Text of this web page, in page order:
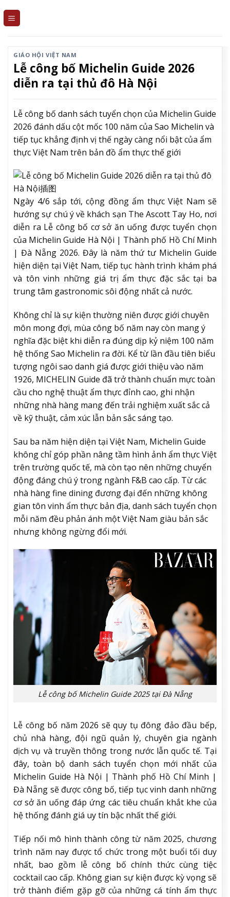
GIÁO HỘI VIỆT NAM
Lễ công bố Michelin Guide 2026
diễn ra tại thủ đô Hà Nội
Lễ công bố danh sách tuyển chọn của Michelin Guide
2026 đánh dấu cột mốc 100 năm của Sao Michelin và
tiếp tục khẳng định vị thế ngày càng nổi bật của ẩm
thực Việt Nam trên bản đồ ẩm thực thế giới
Ngày 4/6 sắp tới, cộng đồng ẩm thực Việt Nam sẽ
hướng sự chú ý về khách sạn The Ascott Tay Ho, nơi
diễn ra Lễ công bố cơ sở ăn uống được tuyển chọn
của Michelin Guide Hà Nội | Thành phố Hồ Chí Minh
| Đà Nẵng 2026. Đây là năm thứ tư Michelin Guide
hiện diện tại Việt Nam, tiếp tục hành trình khám phá
và tôn vinh những giá trị ẩm thực đặc sắc tại ba
trung tâm gastronomic sôi động nhất cả nước.
Không chỉ là sự kiện thường niên được giới chuyên
môn mong đợi, mùa công bố năm nay còn mang ý
nghĩa đặc biệt khi diễn ra đúng dịp kỷ niệm 100 năm
hệ thống Sao Michelin ra đời. Kể từ lần đầu tiên biểu
tượng ngôi sao danh giá được giới thiệu vào năm
1926, MICHELIN Guide đã trở thành chuẩn mực toàn
cầu cho nghệ thuật ẩm thực đỉnh cao, ghi nhận
những nhà hàng mang đến trải nghiệm xuất sắc cả
về kỹ thuật, cảm xúc lẫn bản sắc sáng tạo.
Sau ba năm hiện diện tại Việt Nam, Michelin Guide
không chỉ góp phần nâng tầm hình ảnh ẩm thực Việt
trên trường quốc tế, mà còn tạo nên những chuyển
động đáng chú ý trong ngành F&B cao cấp. Từ các
nhà hàng fine dining đương đại đến những không
gian tôn vinh ẩm thực bản địa, danh sách tuyển chọn
mỗi năm đều phản ánh một Việt Nam giàu bản sắc
nhưng không ngừng đổi mới.
Lễ công bố Michelin Guide 2025 tại Đà Nẵng
Lễ công bố năm 2026 sẽ quy tụ đông đảo đầu bếp,
chủ nhà hàng, đội ngũ quản lý, chuyên gia ngành
dịch vụ và truyền thông trong nước lẫn quốc tế. Tại
đây, toàn bộ danh sách tuyển chọn mới nhất của
Michelin Guide Hà Nội | Thành phố Hồ Chí Minh |
Đà Nẵng sẽ được công bố, tiếp tục vinh danh những
cơ sở ăn uống đáp ứng các tiêu chuẩn khắt khe của
hệ thống đánh giá uy tín bậc nhất thế giới.
Tiếp nối mô hình thành công từ năm 2025, chương
trình năm nay được tổ chức trong một buổi tối duy
nhất, bao gồm lễ công bố chính thức cùng tiệc
cocktail cao cấp. Không gian sự kiện được kỳ vọng sẽ
trở thành điểm gặp gỡ của những cá tính ẩm thực